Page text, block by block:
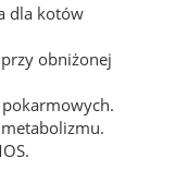
dla kotów
obniżonej